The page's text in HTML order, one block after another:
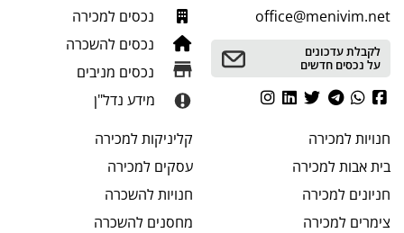
office@menivim.net
לקבלת עדכונים
על נכסים חדשים
נכסים למכירה
נכסים להשכרה
נכסים מניבים
מידע נדל"ן
חנויותלמכירה
בית אבותלמכירה
חניונים למכירה
צימרים למכירה
קליניקותלמכירה
עסקים למכירה
חנויותלהשכרה
מחסנים להשכרה